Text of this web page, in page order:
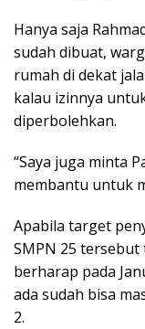
Hanya saja
sudah dibuat,
rumah di dekat
kalau izinnya
diperbolehkan.
“Saya juga minta
membantu untuk
Apabila target
SMPN 25
berharap pada
ada sudah bisa
2.